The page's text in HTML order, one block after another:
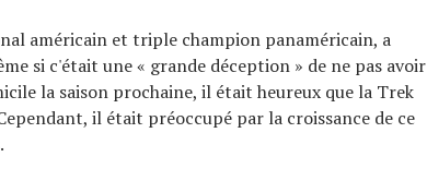
américain et triple champion panaméricain, a
si c'était une « grande déception » de ne pas avoir
la saison prochaine, il était heureux que la Trek
il était préoccupé par la croissance de ce